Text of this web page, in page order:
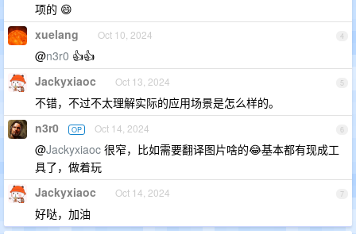
项的 😄
4
xuelang Oct 10, 2024
@n3r0 👍👍
5
Jackyxiaoc Oct 13, 2024
不错，不过不太理解实际的应用场景是怎么样的。
6
n3r0 OP Oct 14, 2024
@Jackyxiaoc 很窄，比如需要翻译图片啥的😂基本都有现成工
具了，做着玩
7
Jackyxiaoc Oct 14, 2024
好哒，加油